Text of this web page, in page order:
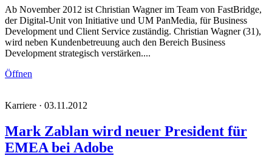
Ab November 2012 ist Christian Wagner im Team von FastBridge,
der Digital-Unit von Initiative und UM PanMedia, für Business
Development und Client Service zuständig. Christian Wagner (31),
wird neben Kundenbetreuung auch den Bereich Business
Development strategisch verstärken....
Öffnen
Karriere · 03.11.2012
Mark Zablan wird neuer President für
EMEA bei Adobe